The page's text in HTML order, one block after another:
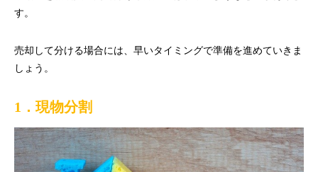
す。
売却して分ける場合には、早いタイミングで準備を進めていきま
しょう。
1．現物分割